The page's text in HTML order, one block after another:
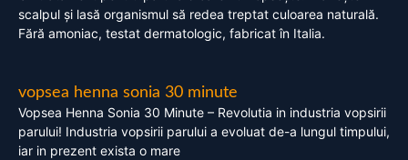
scalpul și lasă organismul să redea treptat culoarea naturală.
Fără amoniac, testat dermatologic, fabricat în Italia.
vopsea henna sonia 30 minute
Vopsea Henna Sonia 30 Minute – Revolutia in industria vopsirii
parului! Industria vopsirii parului a evoluat de-a lungul timpului,
iar in prezent exista o mare